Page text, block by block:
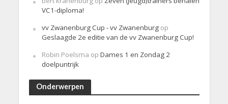
VC1-diploma!
vv Zwanenburg Cup - vv Zwanenburgop
Geslaagde 2e editie van de vv Zwanenburg Cup!
Robin Poelsma op Dames 1 en Zondag 2
doelpuntrijk
Onderwerpen